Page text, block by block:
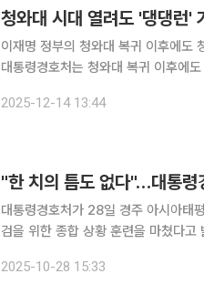
청와대 시대 열려도 '댕댕런
이재명 정부의 청와대 복귀 이후에도
대통령경호처는 청와대 복귀 이후에
2025-12-14 13:44
대통령경호처가 28일 경주 아시아태
검을 위한 종합 상황 훈련을 마쳤다고 밝혔다. 대통령경호처는 이날 보도자료를
FTX(Field Training Exercise)를
2025-10-28 15:33